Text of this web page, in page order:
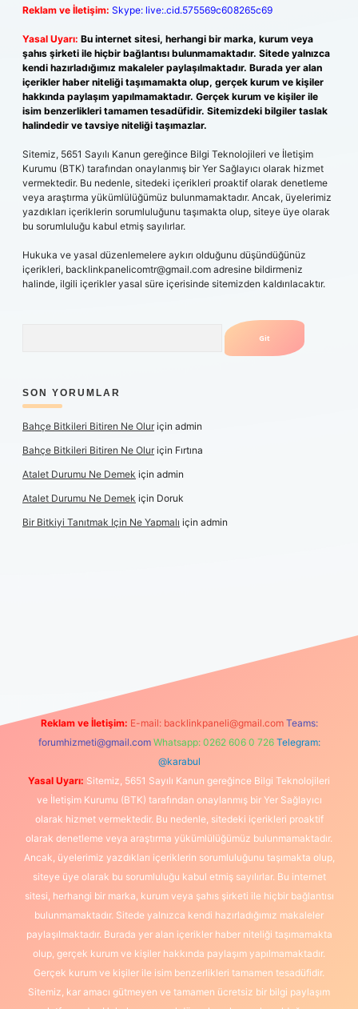
Reklam ve İletişim: Skype: live:.cid.575569c608265c69
Yasal Uyarı: Bu internet sitesi, herhangi bir marka, kurum veya
şahıs şirketi ile hiçbir bağlantısı bulunmamaktadır. Sitede yalnızca
kendi hazırladığımız makaleler paylaşılmaktadır. Burada yer alan
içerikler haber niteliği taşımamakta olup, gerçek kurum ve kişiler
hakkında paylaşım yapılmamaktadır. Gerçek kurum ve kişiler ile
isim benzerlikleri tamamen tesadüfidir. Sitemizdeki bilgiler taslak
halindedir ve tavsiye niteliği taşımazlar.
Sitemiz, 5651 Sayılı Kanun gereğince Bilgi Teknolojileri ve İletişim
Kurumu (BTK) tarafından onaylanmış bir Yer Sağlayıcı olarak hizmet
vermektedir. Bu nedenle, sitedeki içerikleri proaktif olarak denetleme
veya araştırma yükümlülüğümüz bulunmamaktadır. Ancak, üyelerimiz
yazdıkları içeriklerin sorumluluğunu taşımakta olup, siteye üye olarak
bu sorumluluğu kabul etmiş sayılırlar.
Hukuka ve yasal düzenlemelere aykırı olduğunu düşündüğünüz
içerikleri, backlinkpanelicomtr@gmail.com adresine bildirmeniz
halinde, ilgili içerikler yasal süre içerisinde sitemizden kaldırılacaktır.
SON YORUMLAR
Bahçe Bitkileri Bitiren Ne Oluriçin admin
Bahçe Bitkileri Bitiren Ne Oluriçin Fırtına
Atalet Durumu Ne Demek için admin
Atalet Durumu Ne Demek için Doruk
Bir Bitkiyi Tanıtmak Için Ne Yapmalı için admin
Reklam ve İletişim: E-mail: backlinkpaneli@gmail.com Teams:
forumhizmeti@gmail.com Whatsapp: 0262 606 0 726 Telegram:
@karabul
Yasal Uyarı: Sitemiz, 5651 Sayılı Kanun gereğince Bilgi Teknolojileri
ve İletişim Kurumu (BTK) tarafından onaylanmış bir Yer Sağlayıcı
olarak hizmet vermektedir. Bu nedenle, sitedeki içerikleri proaktif
olarak denetleme veya araştırma yükümlülüğümüz bulunmamaktadır.
Ancak, üyelerimiz yazdıkları içeriklerin sorumluluğunu taşımakta olup,
siteye üye olarak bu sorumluluğu kabul etmiş sayılırlar. Bu internet
sitesi, herhangi bir marka, kurum veya şahıs şirketi ile hiçbir bağlantısı
bulunmamaktadır. Sitede yalnızca kendi hazırladığımız makaleler
paylaşılmaktadır. Burada yer alan içerikler haber niteliği taşımamakta
olup, gerçek kurum ve kişiler hakkında paylaşım yapılmamaktadır.
Gerçek kurum ve kişiler ile isim benzerlikleri tamamen tesadüfidir.
Sitemiz, kar amacı gütmeyen ve tamamen ücretsiz bir bilgi paylaşım